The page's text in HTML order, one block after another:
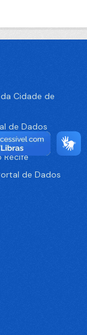
Cidade de
de Dados
Recife
de Dados